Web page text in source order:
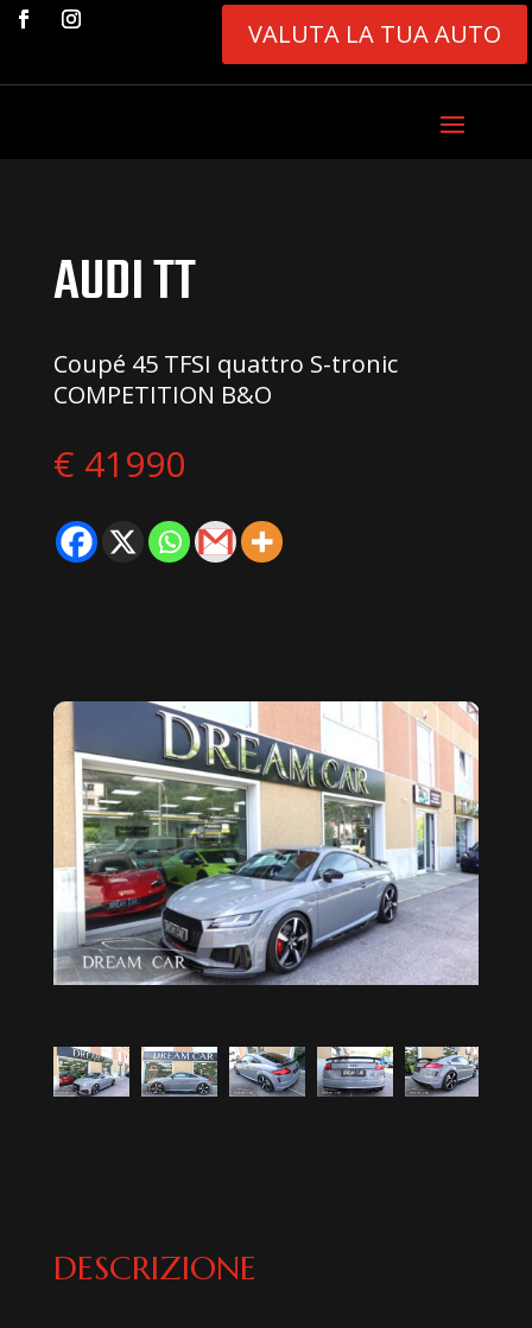
VALUTA LA TUA AUTO
AUDI TT
Coupé 45 TFSI quattro S-tronic
COMPETITION B&O
€ 41990
DESCRIZIONE